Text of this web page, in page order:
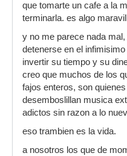
que tomarte un cafe a la
terminarla. es algo
y no me parece nada
detenerse en el
invertir su tiempo y su
creo que muchos de los
fajos enteros, son
desemboslillan musica
adictos sin razon a lo
eso trambien es la vida.
a nosotros los que de